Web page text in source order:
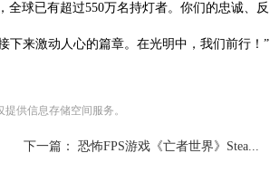
球已有超过550万名持灯者。你们的忠诚、反
下来激动人心的篇章。在光明中，我们前行！”
供信息存储空间服务。
下一篇： 恐怖FPS游戏《亡者世界》Stea...